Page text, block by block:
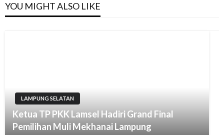
YOU MIGHT ALSO LIKE
LAMPUNG SELATAN
Ketua TP PKK Lamsel Hadiri Grand Final
Pemilihan Muli Mekhanai Lampung